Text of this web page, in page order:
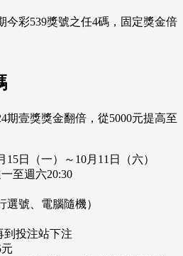
今彩539獎號之任4碼，固定獎金倍
期壹獎獎金翻倍，從5000元提高至
日（一）～10月11日（六）
至週六20:30
選號、電腦隨機）
到投注站下注